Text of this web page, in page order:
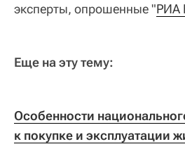
эксперты, опрошенные "РИА
Еще на эту тему:
Особенности
к покупке и эксплуатации